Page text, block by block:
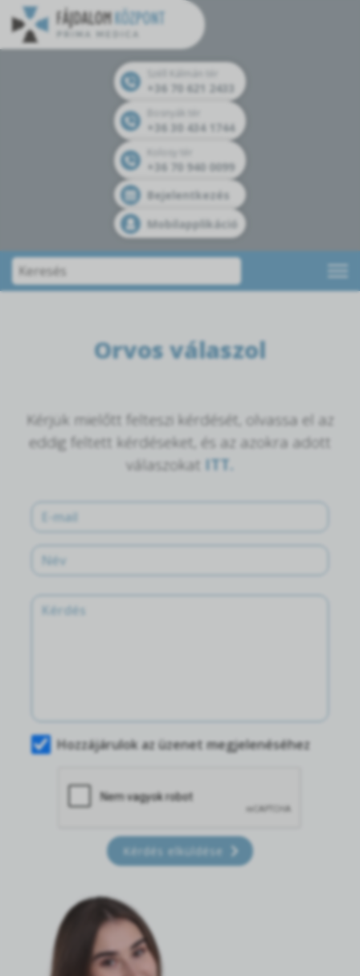
+36 70 621 2433
+36 30 434 1744
+36 70 940 0099
Bejelentkezés
Mobilapplikáció
Orvos válaszol
Kérjük mielőtt felteszi kérdését, olvassa el az
eddig feltett kérdéseket, és az azokra adott
válaszokat ITT.
Hozzájárulok az üzenet megjelenéséhez
Kérdés elküldése